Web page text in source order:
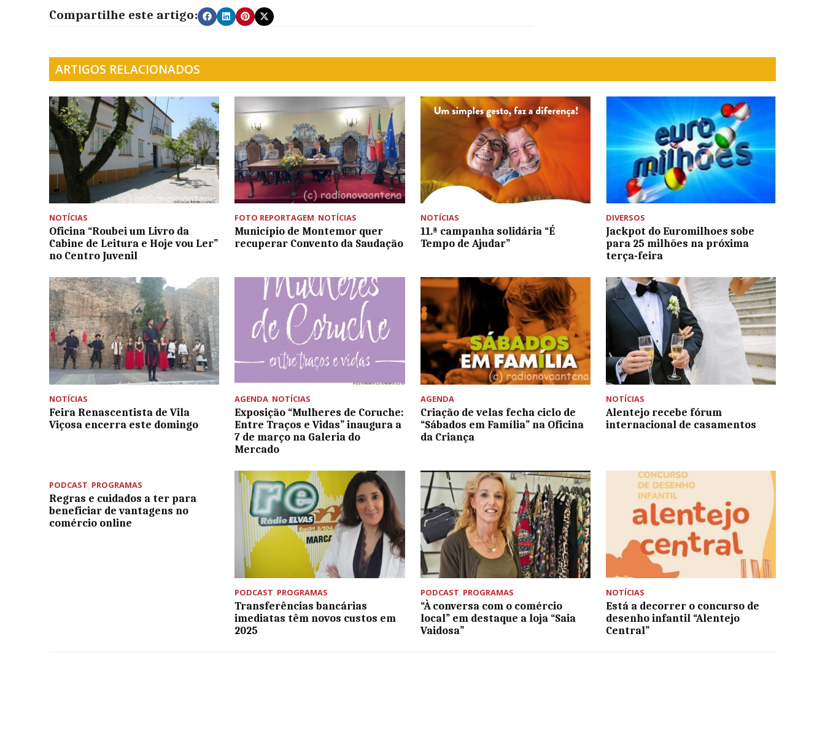
Compartilhe este artigo:
ARTIGOS RELACIONADOS
NOTÍCIAS
Oficina “Roubei um Livro da
Cabine de Leitura e Hoje vou Ler”
no Centro Juvenil
FOTO REPORTAGEM, NOTÍCIAS
Município de Montemor quer
recuperar Convento da Saudação
NOTÍCIAS
11.ª campanha solidária “É
Tempo de Ajudar”
DIVERSOS
Jackpot do Euromilhoes sobe
para 25 milhões na próxima
terça-feira
NOTÍCIAS
Feira Renascentista de Vila
Viçosa encerra este domingo
AGENDA, NOTÍCIAS
Exposição “Mulheres de Coruche:
Entre Traços e Vidas” inaugura a
7 de março na Galeria do
Mercado
AGENDA
Criação de velas fecha ciclo de
“Sábados em Família” na Oficina
da Criança
NOTÍCIAS
Alentejo recebe fórum
internacional de casamentos
PODCAST, PROGRAMAS
Regras e cuidados a ter para
beneficiar de vantagens no
comércio online
PODCAST, PROGRAMAS
Transferências bancárias
imediatas têm novos custos em
2025
PODCAST, PROGRAMAS
“À conversa com o comércio
local” em destaque a loja “Saia
Vaidosa”
NOTÍCIAS
Está a decorrer o concurso de
desenho infantil “Alentejo
Central”